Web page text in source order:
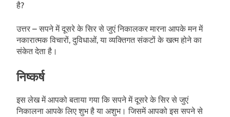
है?
उत्तर – सपने में दूसरे के सिर से जुएं निकालकर मारना आपके मन में
नकारात्मक विचारों, दुविधाओं, या व्यक्तिगत संकटों के खत्म होने का
संकेत देता है।
निष्कर्ष
इस लेख में आपको बताया गया कि सपने में दूसरे के सिर से जुएं
निकालना आपके लिए शुभ है या अशुभ। जिसमें आपको इस सपने से